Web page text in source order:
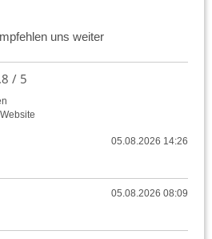
uns weiter
/ 5
Website
05.08.2026 14:26
05.08.2026 08:09